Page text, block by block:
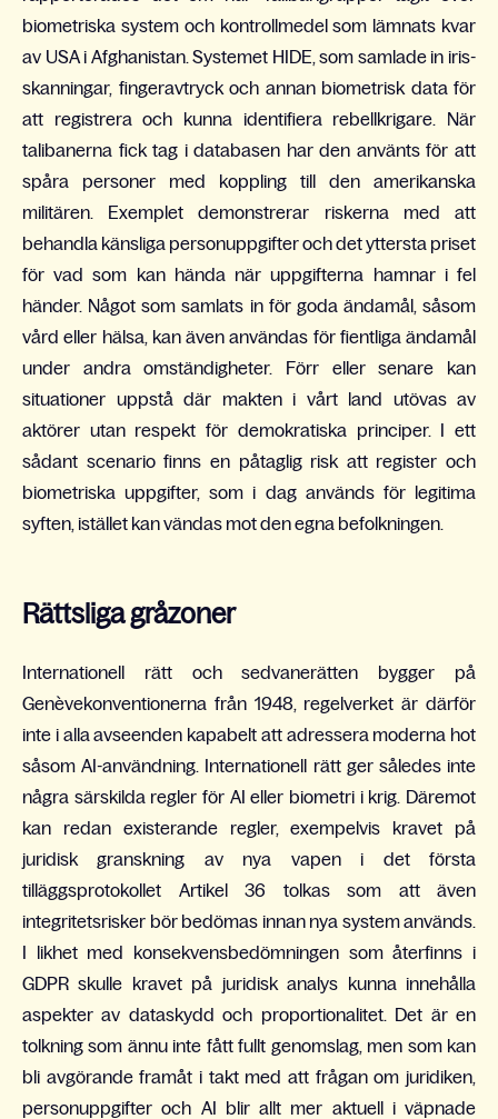
biometriska system och kontrollmedel som lämnats kvar
av USA i Afghanistan. Systemet HIDE, som samlade in iris-
skanningar, fingeravtryck och annan biometrisk data för
att registrera och kunna identifiera rebellkrigare. När
talibanerna fick tag i databasen har den använts för att
spåra personer med koppling till den amerikanska
militären. Exemplet demonstrerar riskerna med att
behandla känsliga personuppgifter och det yttersta priset
för vad som kan hända när uppgifterna hamnar i fel
händer. Något som samlats in för goda ändamål, såsom
vård eller hälsa, kan även användas för fientliga ändamål
under andra omständigheter. Förr eller senare kan
situationer uppstå där makten i vårt land utövas av
aktörer utan respekt för demokratiska principer. I ett
sådant scenario finns en påtaglig risk att register och
biometriska uppgifter, som i dag används för legitima
syften, istället kan vändas mot den egna befolkningen.
Rättsliga gråzoner
Internationell rätt och sedvanerätten bygger på
Genèvekonventionerna från 1948, regelverket är därför
inte i alla avseenden kapabelt att adressera moderna hot
såsom AI-användning. Internationell rätt ger således inte
några särskilda regler för AI eller biometri i krig. Däremot
kan redan existerande regler, exempelvis kravet på
juridisk granskning av nya vapen i det första
tilläggsprotokollet Artikel 36 tolkas som att även
integritetsrisker bör bedömas innan nya system används.
I likhet med konsekvensbedömningen som återfinns i
GDPR skulle kravet på juridisk analys kunna innehålla
aspekter av dataskydd och proportionalitet. Det är en
tolkning som ännu inte fått fullt genomslag, men som kan
bli avgörande framåt i takt med att frågan om juridiken,
personuppgifter och AI blir allt mer aktuell i väpnade